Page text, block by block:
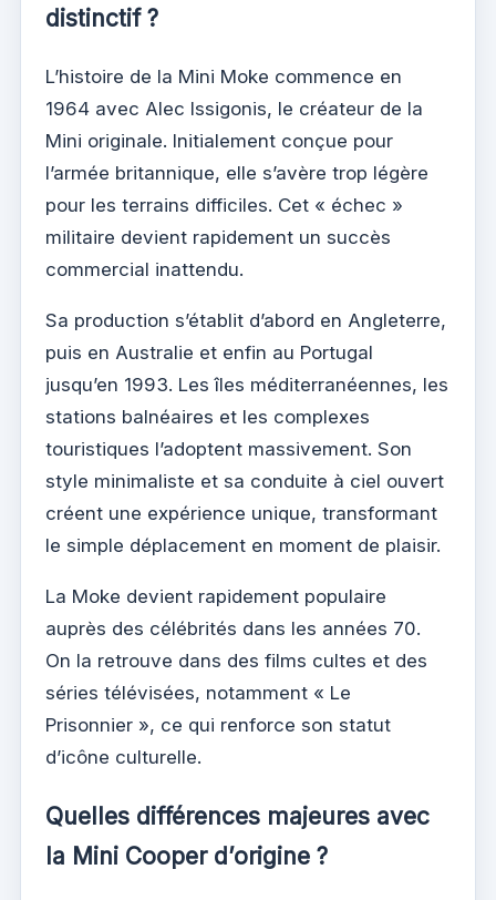
distinctif ?
L’histoire de la Mini Moke commence en
1964 avec Alec Issigonis, le créateur de la
Mini originale. Initialement conçue pour
l’armée britannique, elle s’avère trop légère
pour les terrains difficiles. Cet « échec »
militaire devient rapidement un succès
commercial inattendu.
Sa production s’établit d’abord en Angleterre,
puis en Australie et enfin au Portugal
jusqu’en 1993. Les îles méditerranéennes, les
stations balnéaires et les complexes
touristiques l’adoptent massivement. Son
style minimaliste et sa conduite à ciel ouvert
créent une expérience unique, transformant
le simple déplacement en moment de plaisir.
La Moke devient rapidement populaire
auprès des célébrités dans les années 70.
On la retrouve dans des films cultes et des
séries télévisées, notamment « Le
Prisonnier », ce qui renforce son statut
d’icône culturelle.
Quelles différences majeures avec
la Mini Cooper d’origine ?